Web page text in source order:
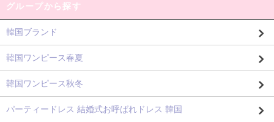
グループから探す
韓国ブランド
韓国ワンピース春夏
韓国ワンピース秋冬
パーティードレス 結婚式お呼ばれドレス 韓国